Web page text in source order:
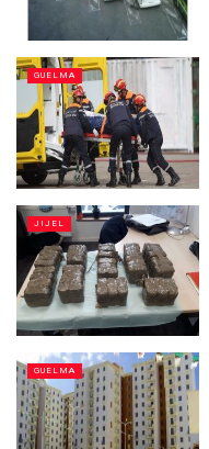
GUELMA
JIJEL
GUELMA